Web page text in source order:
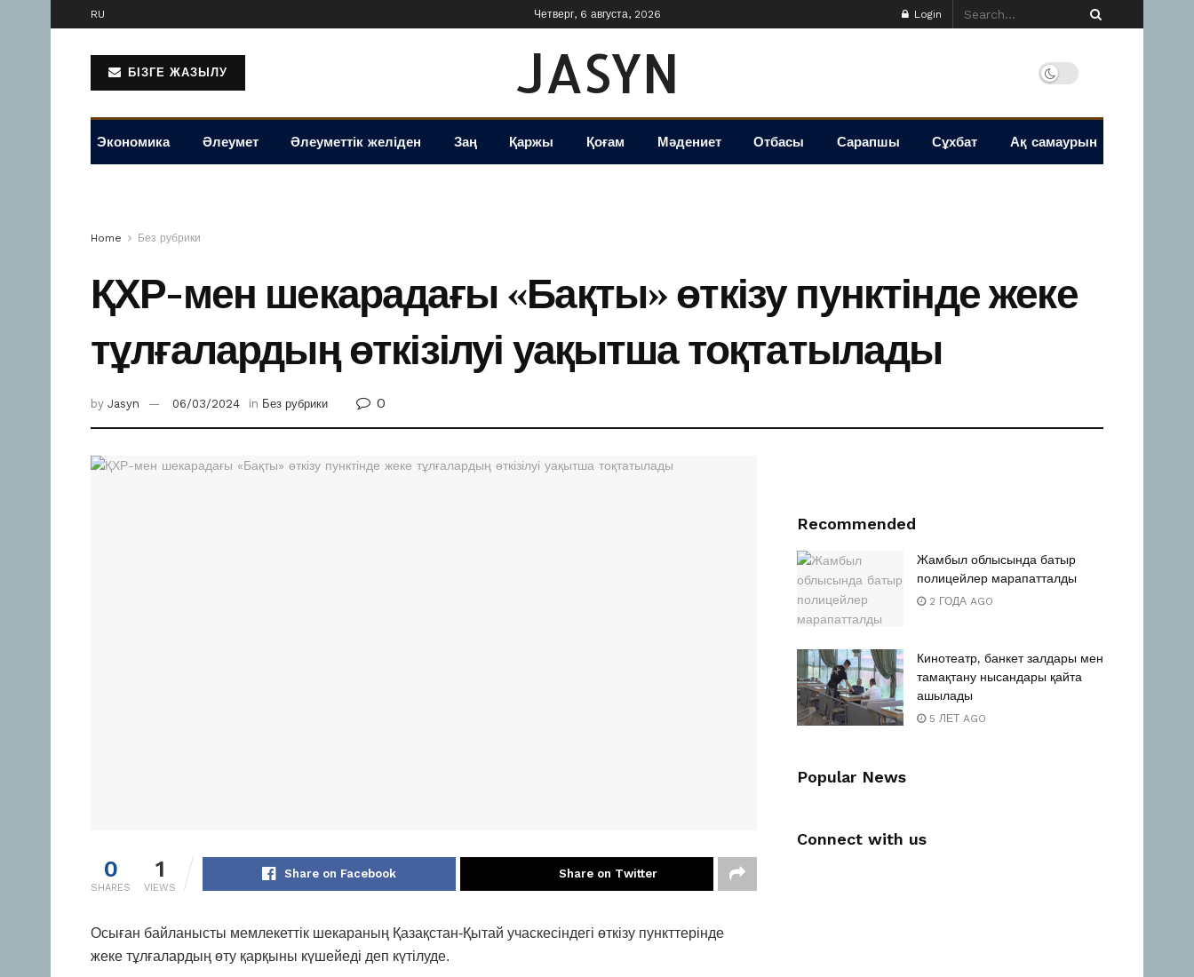
RU Четверг, 6 августа, 2026 Login
БІЗГЕ ЖАЗЫЛУ JASYN
Экономика Әлеумет Әлеуметтік желіден Заң Қаржы Қоғам Мәдениет Отбасы Сарапшы Сұхбат Ақ самаурын
Home Без рубрики
ҚХР-мен шекарадағы «Бақты» өткізу пунктінде жеке
тұлғалардың өткізілуі уақытша тоқтатылады
by Jasyn 06/03/2024 in Без рубрики 0
0
SHARES
1
VIEWS
Share on Facebook Share on Twitter
Осыған байланысты мемлекеттік шекараның Қазақстан-Қытай учаскесіндегі өткізу пункттерінде
жеке тұлғалардың өту қарқыны күшейеді деп күтілуде.
Recommended
Жамбыл облысында батыр
полицейлер марапатталды
2 ГОДА AGO
Кинотеатр, банкет залдары мен
тамақтану нысандары қайта
ашылады
5 ЛЕТ AGO
Popular News
Connect with us